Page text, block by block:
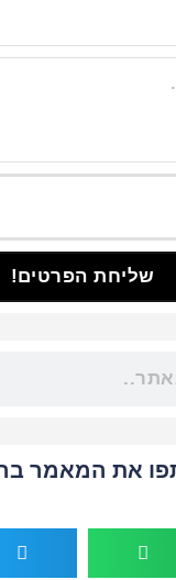
שליחת הפרטים!
את המאמר